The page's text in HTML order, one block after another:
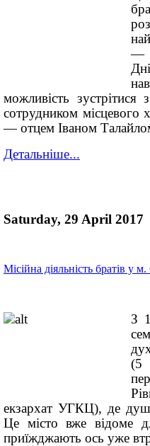
—
можливість
сотрудником
— отцем Іваном
Детальніше...
Saturday, 29 April 2017
Місійна діяльність братів
З
(5
екзархат УГКЦ), де
Це місто вже відоме
приїжджають ось уже